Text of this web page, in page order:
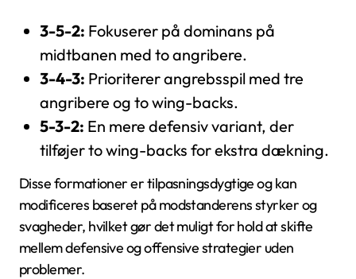
3-5-2: Fokuserer på dominans på
midtbanen med to angribere.
3-4-3: Prioriterer angrebsspil med tre
angribere og to wing-backs.
5-3-2: En mere defensiv variant, der
tilføjer to wing-backs for ekstra dækning.
Disse formationer er tilpasningsdygtige og kan
modificeres baseret på modstanderens styrker og
svagheder, hvilket gør det muligt for hold at skifte
mellem defensive og offensive strategier uden
problemer.